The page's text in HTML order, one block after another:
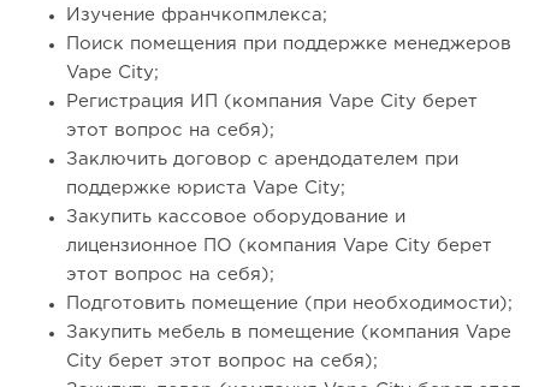
Изучение франчкопмлекса;
Поиск помещения при поддержке менеджеров
Vape City;
Регистрация ИП (компания Vape City берет
этот вопрос на себя);
Заключить договор с арендодателем при
поддержке юриста Vape City;
Закупить кассовое оборудование и
лицензионное ПО (компания Vape City берет
этот вопрос на себя);
Подготовить помещение (при необходимости);
Закупить мебель в помещение (компания Vape
City берет этот вопрос на себя);